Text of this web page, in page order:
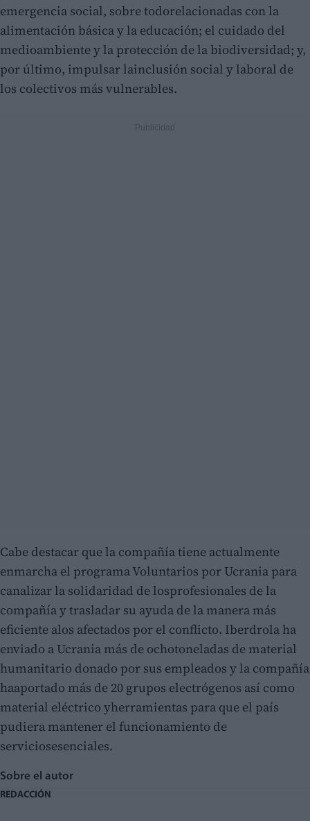
emergencia social, sobre todorelacionadas con la
alimentación básica y la educación; el cuidado del
medioambiente y la protección de la biodiversidad; y,
por último, impulsar lainclusión social y laboral de
los colectivos más vulnerables.
Cabe destacar que la compañía tiene actualmente
enmarcha el programa Voluntarios por Ucrania para
canalizar la solidaridad de losprofesionales de la
compañía y trasladar su ayuda de la manera más
eficiente alos afectados por el conflicto. Iberdrola ha
enviado a Ucrania más de ochotoneladas de material
humanitario donado por sus empleados y la compañía
haaportado más de 20 grupos electrógenos así como
material eléctrico yherramientas para que el país
pudiera mantener el funcionamiento de
serviciosesenciales.
Sobre el autor
REDACCIÓN